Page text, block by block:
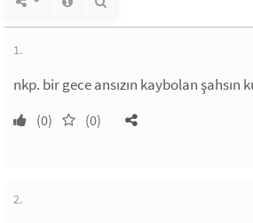
1.
nkp. bir gece ansızın kaybolan şahsın
(0) (0)
2.